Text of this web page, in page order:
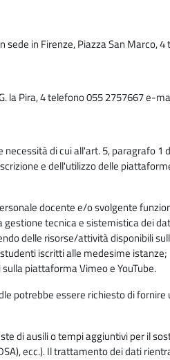
in Firenze, Piazza San Marco,
la Pira, 4 telefono 055 2757667 e-
di cui all'art. 5, paragrafo
e dell'utilizzo delle
docente e/o svolgente
tecnica e sistemistica dei
delle risorse/attività disponibili
iscritti alle medesime istanze;
piattaforma Vimeo e YouTube.
potrebbe essere richiesto di
di ausili o tempi aggiuntivi per il
ecc.). Il trattamento dei dati